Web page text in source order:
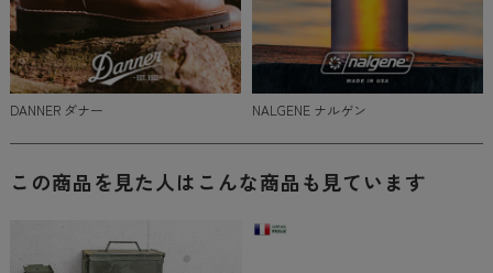
DANNER ダナー NALGENE ナルゲン
この商品を見た人はこんな商品も見ています